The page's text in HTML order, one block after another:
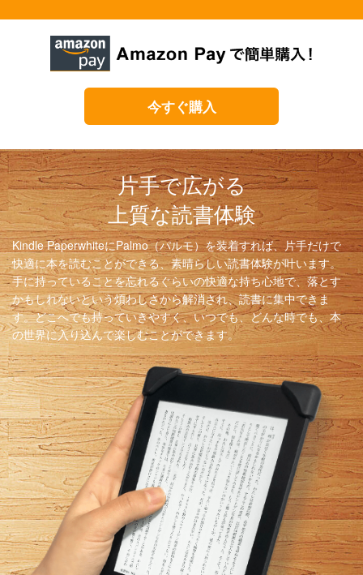
今すぐ購入
片手で広がる
上質な読書体験
Kindle PaperwhiteにPalmo（パルモ）を装着すれば、片手だけで
快適に本を読むことができる、素晴らしい読書体験が叶います。
手に持っていることを忘れるぐらいの快適な持ち心地で、落とす
かもしれないという煩わしさから解消され、読書に集中できま
す。どこへでも持っていきやすく、いつでも、どんな時でも、本
の世界に入り込んで楽しむことができます。